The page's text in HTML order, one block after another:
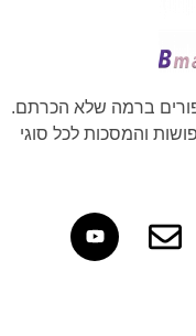
ברמה שלא הכרתם.
והמסכות לכל סוגי